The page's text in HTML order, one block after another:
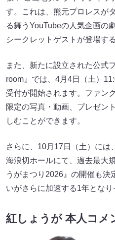
す。これは、熊元プロレスが
る舞うYouTubeの人気企画の
シークレットゲストが登場す
また、新たに設立された公式
room』では、4月4日（土）
受付が開始されます。ファン
限定の写真・動画、プレゼン
しむことができます。
さらに、10月17日（土）には
海浪切ホールにて、過去最大
うがまつり2026』の開催も決
いがさらに加速する1年となり
紅しょうが 本人コメ